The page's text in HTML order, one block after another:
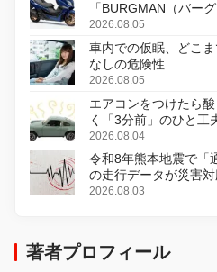
「BURGMAN（バー
変更し、8月18日に発売
2026.08.05
車内での仮眠、どこ
なしの危険性
2026.08.05
エアコンをつけたら
く「3分前」のひと工
2026.08.04
令和8年熊本地震で「
の走行データが災害
2026.08.03
著者プロフィール